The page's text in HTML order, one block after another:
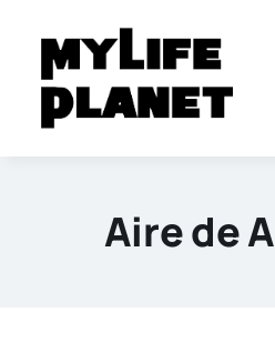
contenido
Aire de